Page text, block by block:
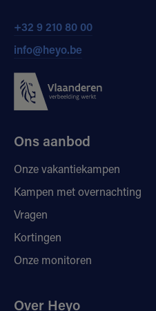
+32 9 210 80 00
info@heyo.be
Ons aanbod
Onze vakantiekampen
Kampen met overnachting
Vragen
Kortingen
Onze monitoren
Over Heyo